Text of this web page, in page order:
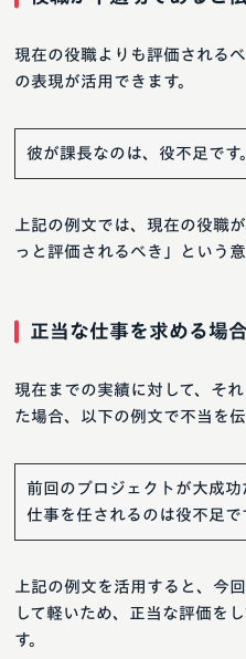
現在の役職よりも評価される
の表現が活用できます。
彼が課長なのは、役不足です
上記の例文では、現在の役職
っと評価されるべき」という
正当な仕事を求める場
現在までの実績に対して、そ
た場合、以下の例文で不当を伝
前回のプロジェクトが大成
仕事を任されるのは役不足で
上記の例文を活用すると、今
して軽いため、正当な評価を
す。